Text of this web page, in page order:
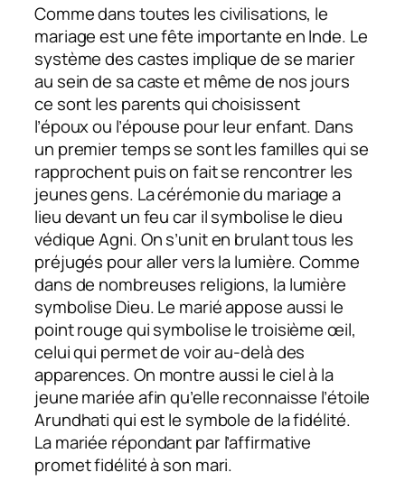
Comme dans toutes les civilisations, le
mariage est une fête importante en Inde. Le
système des castes implique de se marier
au sein de sa caste et même de nos jours
ce sont les parents qui choisissent
l’époux ou l’épouse pour leur enfant. Dans
un premier temps se sont les familles qui se
rapprochent puis on fait se rencontrer les
jeunes gens. La cérémonie du mariage a
lieu devant un feu car il symbolise le dieu
védique Agni. On s’unit en brulant tous les
préjugés pour aller vers la lumière. Comme
dans de nombreuses religions, la lumière
symbolise Dieu. Le marié appose aussi le
point rouge qui symbolise le troisième œil,
celui qui permet de voir au-delà des
apparences. On montre aussi le ciel à la
jeune mariée afin qu’elle reconnaisse l’étoile
Arundhati qui est le symbole de la fidélité.
La mariée répondant par l’affirmative
promet fidélité à son mari.